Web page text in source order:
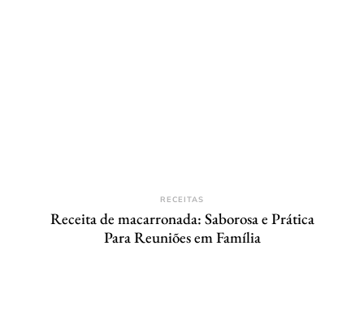
RECEITAS
Receita de macarronada: Saborosa e Prática
Para Reuniões em Família